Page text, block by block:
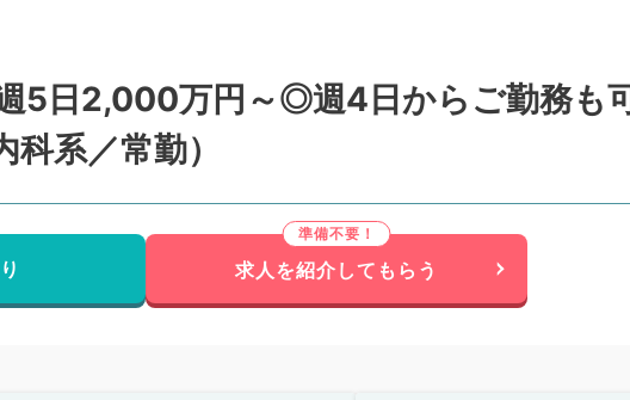
5日2,000万円～◎週4日からご勤務も
系／常勤）
求人を紹介してもらう